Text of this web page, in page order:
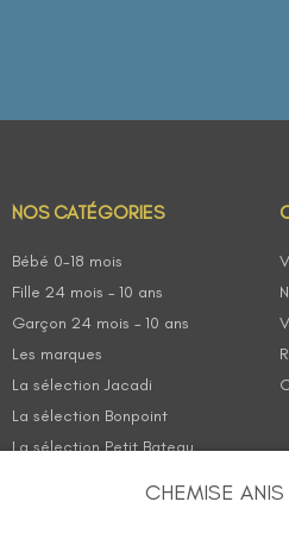
CHEMISE
NOS CATÉGORIES
Bébé 0-18 mois
Fille 24 mois – 10 ans
Garçon 24 mois – 10 ans
Les marques
La sélection Jacadi
La sélection Bonpoint
La sélection Petit Bateau